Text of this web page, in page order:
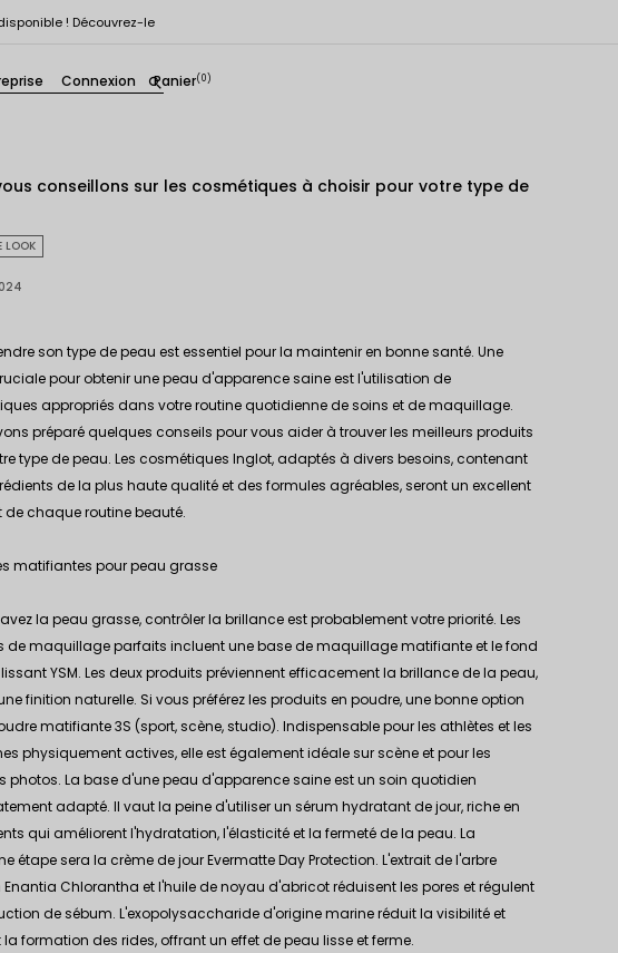
! Découvrez-le
search
Connexion Panier(0)
conseillons sur les cosmétiques à choisir pour votre type de
LOOK
son type de peau est essentiel pour la maintenir en bonne santé. Une
pour obtenir une peau d'apparence saine est l'utilisation de
appropriés dans votre routine quotidienne de soins et de maquillage.
préparé quelques conseils pour vous aider à trouver les meilleurs produits
type de peau. Les cosmétiques Inglot, adaptés à divers besoins, contenant
de la plus haute qualité et des formules agréables, seront un excellent
de chaque routine beauté.
matifiantes pour peau grasse
la peau grasse, contrôler la brillance est probablement votre priorité. Les
de maquillage parfaits incluent unebase de maquillage matifianteetle fond
YSM. Les deux produits préviennent efficacement la brillance de la peau,
finition naturelle. Si vous préférez les produits en poudre, une bonne option
matifiante 3S (sport, scène, studio). Indispensable pour les athlètes et les
physiquement actives, elle est également idéale sur scène et pour les
photos. La base d'une peau d'apparence saine est un soin quotidien
adapté. Il vaut la peine d'utiliser un sérum hydratantde jour, riche en
qui améliorent l'hydratation, l'élasticité et la fermeté de la peau. La
étape sera la crème de jour Evermatte Day Protection. L'extrait de l'arbre
Chlorantha et l'huile de noyau d'abricot réduisent les pores et régulent
de sébum. L'exopolysaccharide d'origine marine réduit la visibilité et
la formation des rides, offrant un effet de peau lisse et ferme.